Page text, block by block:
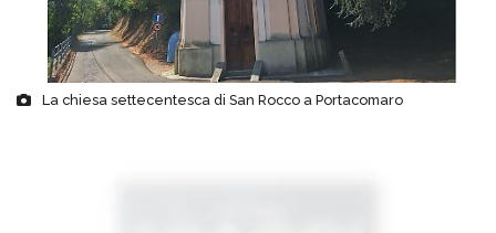
La chiesa settecentesca di San Rocco a Portacomaro